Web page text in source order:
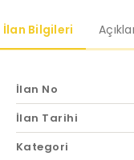
İlan Bilgileri
İlan No
İlan Tarihi
Kategori